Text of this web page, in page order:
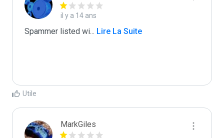
il y a 14 ans
Spammer listed wi... Lire La Suite
Utile
MarkGiles